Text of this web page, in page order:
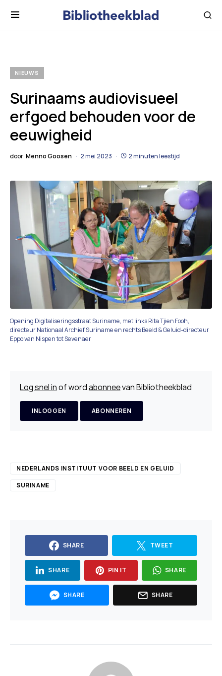
NIEUWS
Surinaams audiovisueel
erfgoed behouden voor de
eeuwigheid
door Menno Goosen 2 mei 2023 2 minuten leestijd
Opening Digitaliseringsstraat Suriname, met links Rita Tjien Fooh,
directeur Nationaal Archief Suriname en rechts Beeld & Geluid-directeur
Eppo van Nispen tot Sevenaer
Log snel inof wordabonneevan Bibliotheekblad
INLOGGEN ABONNEREN
NEDERLANDS INSTITUUT VOOR BEELD EN GELUID
SURINAME
SHARE TWEET
SHARE PIN IT SHARE
SHARE SHARE